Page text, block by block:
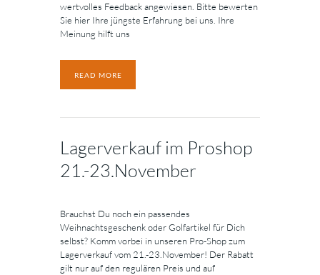
wertvolles Feedback angewiesen. Bitte bewerten
Sie hier Ihre jüngste Erfahrung bei uns. Ihre
Meinung hilft uns
READ MORE
Lagerverkauf im Proshop
21.-23.November
Brauchst Du noch ein passendes
Weihnachtsgeschenk oder Golfartikel für Dich
selbst? Komm vorbei in unseren Pro-Shop zum
Lagerverkauf vom 21.-23.November! Der Rabatt
gilt nur auf den regulären Preis und auf